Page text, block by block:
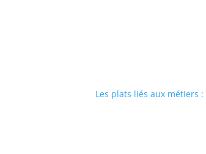
Les plats liés aux métiers